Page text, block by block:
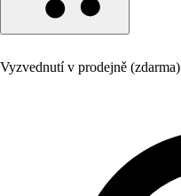
Vyzvednutí v prodejně (zdarma)